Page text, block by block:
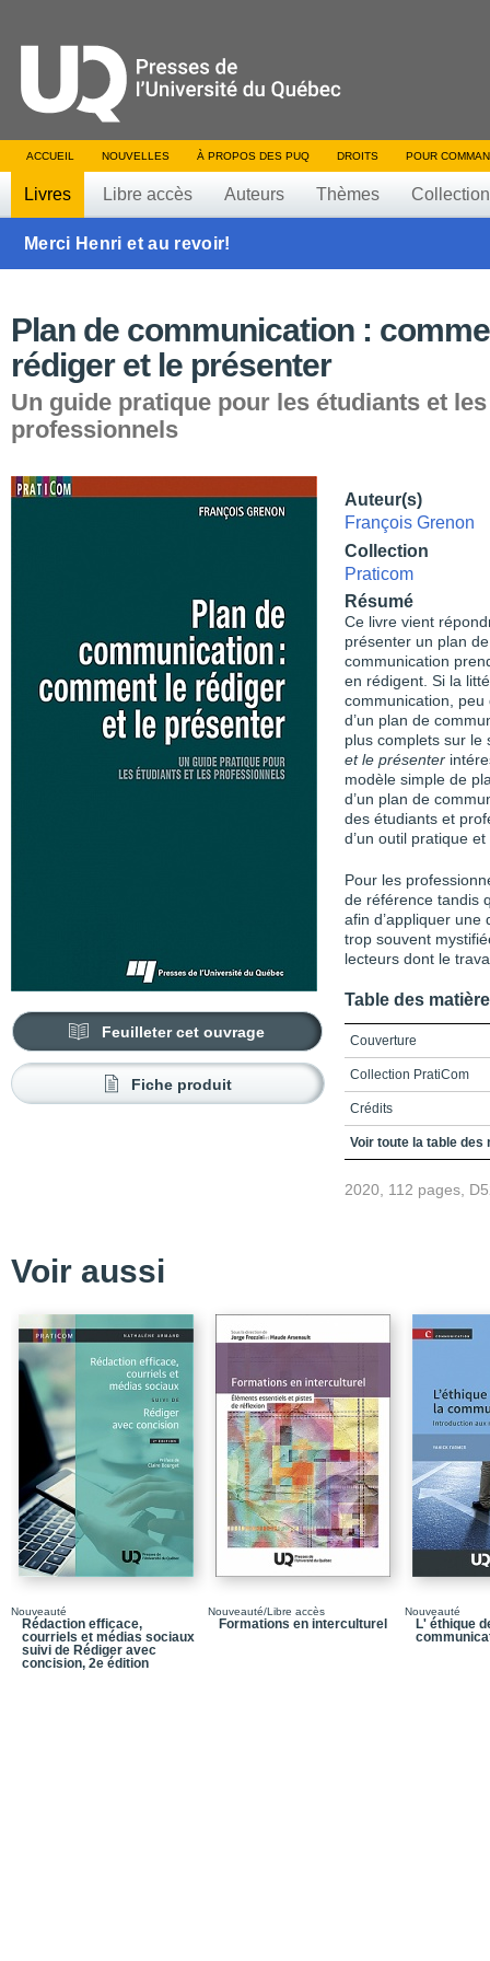
ACCUEIL NOUVELLES À PROPOS DES PUQ DROITS POUR
Livres Libre accès Auteurs Thèmes
Merci Henri et au revoir!
Plan de communication :
rédiger et le présenter
Un guide pratique pour les étudiants et les
professionnels
Feuilleter cet ouvrage
Fiche produit
Auteur(s)
François Grenon
Collection
Praticom
Résumé
Ce livre vient
présenter un plan
communication
en rédigent. Si la
communication, peu
d’un plan de
plus complets sur le
et le présenter
modèle simple de
d’un plan de
des étudiants et
d’un outil pratique
Pour les
de référence tandis
afin d’appliquer
trop souvent
lecteurs dont le
Table des
Couverture
Collection PratiCom
Crédits
Table des matières
Chapitre 1 | Les
Chapitre 2 | L’analyse
Chapitre 3 | Les
associées
Chapitre 4 | L’axe de
Chapitre 5 | Les
Chapitre 6 | Les
Chapitre 7 | Le
Chapitre 8 | Le
Voir toute la table des
2020, 112 pages,
Voir aussi
Nouveauté
Rédaction efficace,
courriels et médias sociaux
suivi de Rédiger avec
concision, 2e édition
Nouveauté/Libre accès
Formations en interculturel
Nouveauté
L' éthique